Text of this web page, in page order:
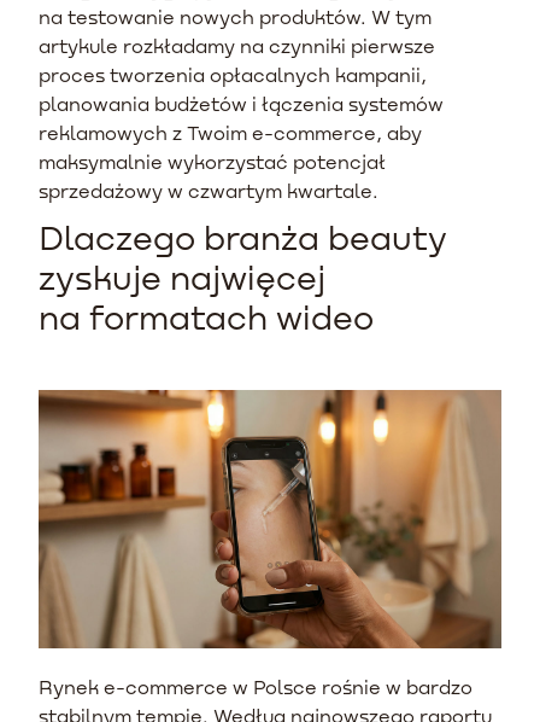
na testowanie nowych produktów. W tym
artykule rozkładamy na czynniki pierwsze
proces tworzenia opłacalnych kampanii,
planowania budżetów i łączenia systemów
reklamowych z Twoim e-commerce, aby
maksymalnie wykorzystać potencjał
sprzedażowy w czwartym kwartale.
Dlaczego branża beauty
zyskuje najwięcej
na formatach wideo
Rynek e-commerce w Polsce rośnie w bardzo
stabilnym tempie. Według najnowszego raportu